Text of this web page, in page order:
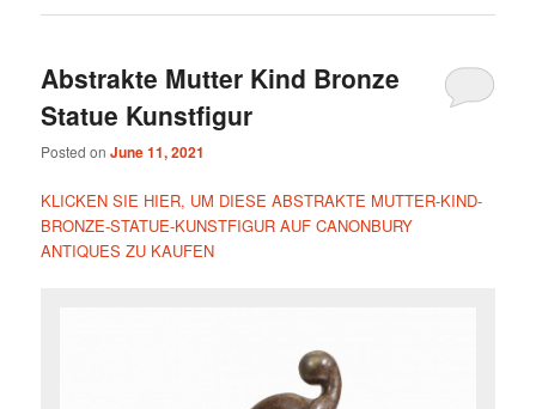
Abstrakte Mutter Kind Bronze
Statue Kunstfigur
Posted onJune 11, 2021
KLICKEN SIE HIER, UM DIESE ABSTRAKTE MUTTER-KIND-
BRONZE-STATUE-KUNSTFIGUR AUF CANONBURY
ANTIQUES ZU KAUFEN